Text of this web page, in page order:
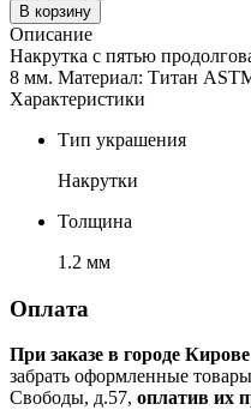
В корзину
Описание
Накрутка с пятью
8 мм. Материал: Титан
Характеристики
Тип украшения
Накрутки
Толщина
1.2 мм
Оплата
При заказе в городе
забрать оформленные
Свободы, д.57, оплатив их